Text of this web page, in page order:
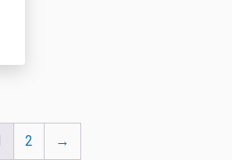
2 →